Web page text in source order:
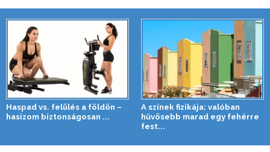
Haspad vs. felülés a földön –
hasizom biztonságosan ...
A színek fizikája: valóban
hűvösebb marad egy fehérre
fest...